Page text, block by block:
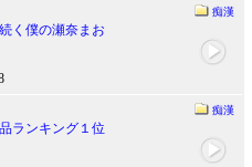
痴漢
く僕の瀬奈まお
痴漢
ランキング１位